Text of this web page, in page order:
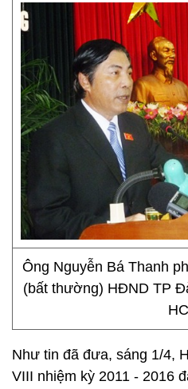
Ông Nguyễn Bá Thanh
(bất thường) HĐND TP
HC
Như tin đã đưa, sáng 1/4,
VIII nhiệm kỳ 2011 - 2016